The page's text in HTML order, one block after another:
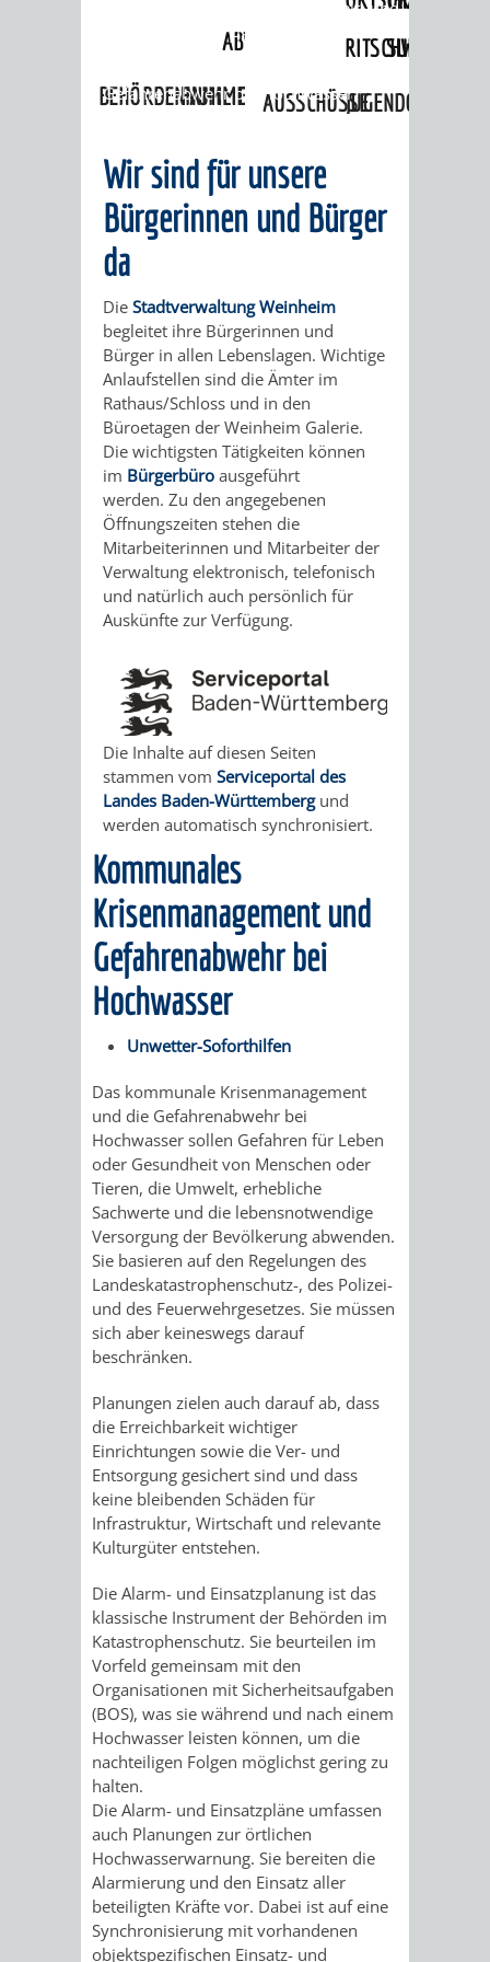
ABWASSERBESEITIGUNG
BEHÖRDENNUMMER
FAMILIEN
UND
KINDER
UND
JUGENDLICHE
SENIOREN
BETREUUNG
UND
PFLEGE
FREIZEITANGEBOTE
BERATUNG
UND
HILFE
MENSCHEN
MIT
MENSCHEN
MIT
MIGRANTEN
/
FLÜCHTLINGE
BAUHERREN
BAUHERRENBERATUNG
GRUNDSTÜCKSWERTERMITTLUNG
DENKMALSCHUTZ
AUFGABEN
DER
UNTEREN
DENKMALSCHUTZBEHÖRDE
STEUERVORTEILE
SATZUNGEN
IM
GENEHMIGUNGSVERFAHREN
TAG
DES
OFFENEN
DENKMALS
VERKAUF
STÄDTISCHER
BAUPLÄTZE
VERKAUF
STÄDTISCHER
/
LIEGENSCHAFTEN
ABWASSERBESEITIGUNG
ERSCHLIESSUNGSBEITRAG
ANTRAGSVERFAHREN
DOCH
AN
DEINE
WIEDERVERMIETUNGSPRÄMIE
RITSCHWEIER
SULZBACH
AUSSCHÜSSE
BEIRÄTE
FÜR
TECHNIK,
UMWELT
UND
STADTENTWICKLUNG
BERATUNGSERGEBNISSE
KINDER-
UND
JUGENDBEIRAT
TAGESORDNUNG
/
SITZUNGSUNTERLAGEN
UMLEGUNGSAUSSCHUSS
BERATENDE
AUSSCHÜSSE
/
STADTRECHT
RATHAUS
BÜRGERMEISTER
DEZERNATE
BAURECHT
UND
DENKMALSCHUTZ
AMT
FÜR
STABSSTELLE
HOCHBAU
GEBÄUDEBETRIEB
FÜR
AMT
FÜR
SOZIALE
AMT
AMT
Umwelt- und
»Hochwasser
Kommunales Krisenmanagement und
Gefahrenabwehr bei Hochwasser
Wir sind für unsere
Bürgerinnen und Bürger
da
Die Stadtverwaltung Weinheim
begleitet ihre Bürgerinnen und
Bürger in allen Lebenslagen. Wichtige
Anlaufstellen sind die Ämter im
Rathaus/Schloss und in den
Büroetagen der Weinheim Galerie.
Die wichtigsten Tätigkeiten können
im Bürgerbüro ausgeführt
werden. Zu den angegebenen
Öffnungszeiten stehen die
Mitarbeiterinnen und Mitarbeiter der
Verwaltung elektronisch, telefonisch
und natürlich auch persönlich für
Auskünfte zur Verfügung.
Die Inhalte auf diesen Seiten
stammen vom Serviceportal des
Landes Baden-Württembergund
werden automatisch synchronisiert.
Kommunales
Krisenmanagement und
Gefahrenabwehr bei
Hochwasser
Unwetter-Soforthilfen
Das kommunale Krisenmanagement
und die Gefahrenabwehr bei
Hochwasser sollen Gefahren für Leben
oder Gesundheit von Menschen oder
Tieren, die Umwelt, erhebliche
Sachwerte und die lebensnotwendige
Versorgung der Bevölkerung abwenden.
Sie basieren auf den Regelungen des
Landeskatastrophenschutz-, des Polizei-
und des Feuerwehrgesetzes. Sie müssen
sich aber keineswegs darauf
beschränken.
Planungen zielen auch darauf ab, dass
die Erreichbarkeit wichtiger
Einrichtungen sowie die Ver- und
Entsorgung gesichert sind und dass
keine bleibenden Schäden für
Infrastruktur, Wirtschaft und relevante
Kulturgüter entstehen.
Die Alarm- und Einsatzplanung ist das
klassische Instrument der Behörden im
Katastrophenschutz. Sie beurteilen im
Vorfeld gemeinsam mit den
Organisationen mit Sicherheitsaufgaben
(BOS), was sie während und nach einem
Hochwasser leisten können, um die
nachteiligen Folgen möglichst gering zu
halten.
Die Alarm- und Einsatzpläne umfassen
auch Planungen zur örtlichen
Hochwasserwarnung. Sie bereiten die
Alarmierung und den Einsatz aller
beteiligten Kräfte vor. Dabei ist auf eine
Synchronisierung mit vorhandenen
objektspezifischen Einsatz- und